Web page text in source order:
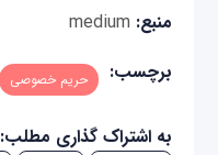
منبع: medium
برچسب:
حریم خصوصی
به اشتراک گذاری مطلب: